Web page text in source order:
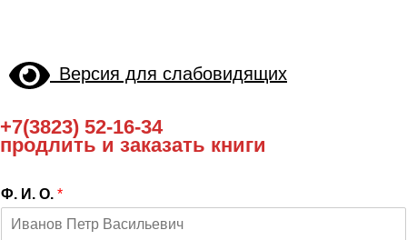
Версия для слабовидящих
+7(3823) 52-16-34
продлить и заказать книги
Ф. И. О. *